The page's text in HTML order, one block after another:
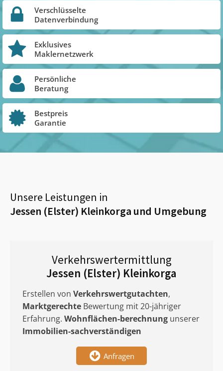
Verschlüsselte
Datenverbindung
Exklusives
Maklernetzwerk
Persönliche
Beratung
Bestpreis
Garantie
Unsere Leistungen in
Jessen (Elster) Kleinkorga und Umgebung
Verkehrswertermittlung
Jessen (Elster) Kleinkorga
Erstellen von Verkehrswertgutachten,
Marktgerechte Bewertung mit 20-jähriger
Erfahrung. Wohnflächen-berechnung unserer
Immobilien-sachverständigen
Anfragen